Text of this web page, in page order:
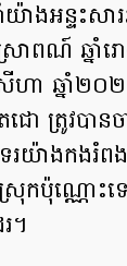
យ៉ាងអន្ទះស
ែស្រាពណ៍ ឆ្
ហា ឆ្នាំ២០២
ត្រូវបានច
រយ៉ាងកងរំ
ស្រុកប៉ុណ្ណោះទ
។